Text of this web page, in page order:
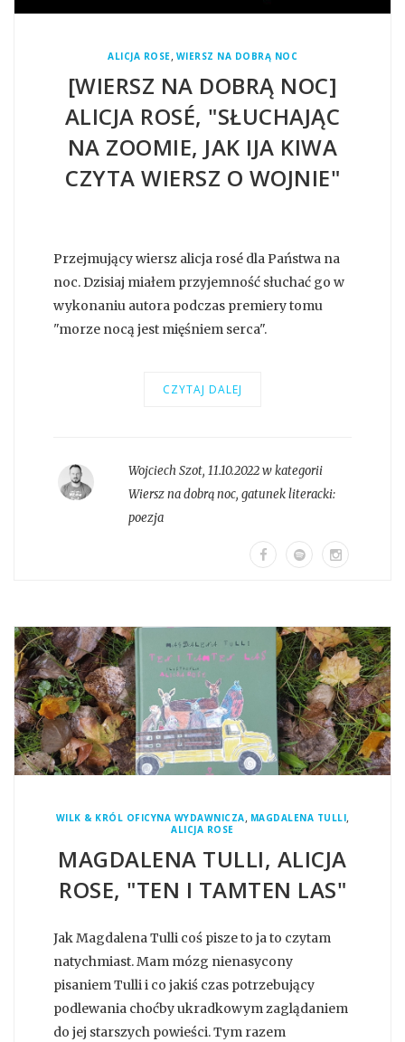
ALICJA ROSE, WIERSZ NA DOBRĄ NOC
[WIERSZ NA DOBRĄ NOC]
ALICJA ROSÉ, "SŁUCHAJĄC
NA ZOOMIE, JAK IJA KIWA
CZYTA WIERSZ O WOJNIE"
Przejmujący wiersz alicja rosé dla Państwa na
noc. Dzisiaj miałem przyjemność słuchać go w
wykonaniu autora podczas premiery tomu
"morze nocą jest mięśniem serca".
CZYTAJ DALEJ
Wojciech Szot, 11.10.2022 w kategorii
Wiersz na dobrą noc, gatunek literacki:
poezja
WILK & KRÓL OFICYNA WYDAWNICZA, MAGDALENA TULLI,
ALICJA ROSE
MAGDALENA TULLI, ALICJA
ROSE, "TEN I TAMTEN LAS"
Jak Magdalena Tulli coś pisze to ja to czytam
natychmiast. Mam mózg nienasycony
pisaniem Tulli i co jakiś czas potrzebujący
podlewania choćby ukradkowym zaglądaniem
do jej starszych powieści. Tym razem